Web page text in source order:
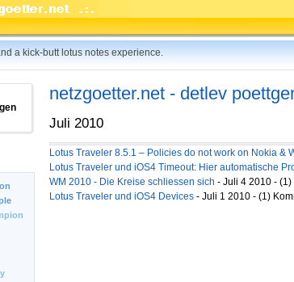
a kick-butt lotus notes experience.
netzgoetter.net - detlev
Juli 2010
Lotus Traveler 8.5.1 – Policies do not work on Nokia &
Lotus Traveler und iOS4 Timeout: Hier automatische
WM 2010 - Die Kreise schliessen sich - Juli 4 2010 -
Lotus Traveler und iOS4 Devices - Juli 1 2010 - (1)